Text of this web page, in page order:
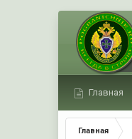
Главная
Главная